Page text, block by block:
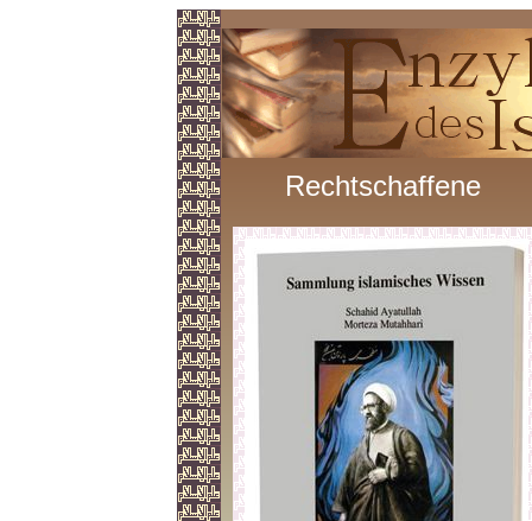
Rechtschaffene